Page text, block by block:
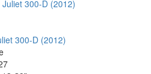
300-D (2012)